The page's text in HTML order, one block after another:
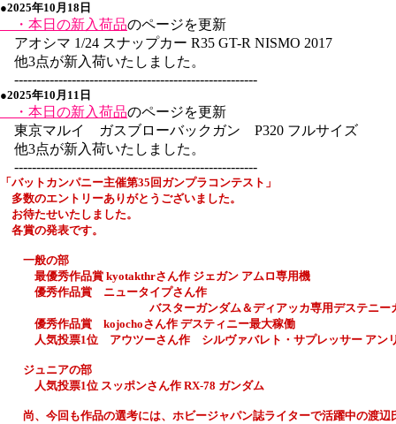
●2025年10月18日
・本日の新入荷品のページを更新
アオシマ 1/24 スナップカー R35 GT-R NISMO 2017
他3点が新入荷いたしました。
-------------------------------------------------------
●2025年10月11日
・本日の新入荷品のページを更新
東京マルイ ガスブローバックガン P320 フルサイズ
他3点が新入荷いたしました。
-------------------------------------------------------
「バットカンパニー主催第35回 ガンプラコンテスト」
多数のエントリーありがとうございました。
お待たせいたしました。
各賞の発表です。
一般の部
最優秀作品賞 kyotakthrさん作 ジェガン アムロ専用機
優秀作品賞 ニュータイプさん作
バスターガンダム＆ディアッカ専用デステニーガ
優秀作品賞 kojochoさん作 デスティニー最大稼働
人気投票1位 アウツーさん作 シルヴァバレト・サプレッサー アン
ジュニアの部
人気投票1位 スッポンさん作 RX-78 ガンダム
尚、今回も作品の選考には、ホビージャパン誌ライターで活躍中の渡辺